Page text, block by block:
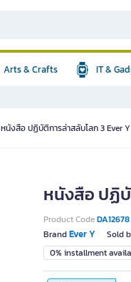
Arts & Crafts IT &
หนังสือ ปฏิบัติการล่าสลับโลก 3 Ever
หนังสือ ปฏิ
Product CodeDA12678
BrandEver Y Sold
0% installment